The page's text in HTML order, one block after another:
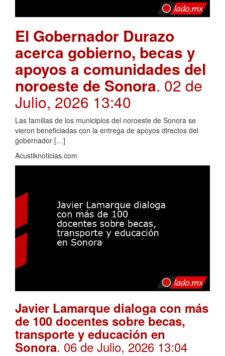
El Gobernador Durazo
acerca gobierno, becas y
apoyos a comunidades del
noroeste de Sonora. 02 de
Julio, 2026 13:40
Las familias de los municipios del noroeste de Sonora se
vieron beneficiadas con la entrega de apoyos directos del
gobernador […]
Acustiknoticias.com
Javier Lamarque dialoga con más
de 100 docentes sobre becas,
transporte y educación en
Sonora. 06 de Julio, 2026 13:04